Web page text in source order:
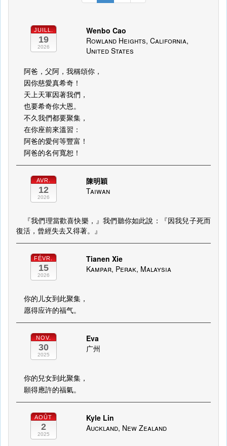
JUILL.
19
2026
Wenbo Cao
Rowland Heights, California,
United States
阿爸，父阿，我稱頌你，
因你慈愛真希奇！
天上天軍因著我們，
也要希奇你大恩。
不久我們都要聚集，
在你座前來溫習：
阿爸的愛何等豐富！
阿爸的名何寬恕！
AVR.
12
2026
陳明穎
Taiwan
『我們理當歡喜快樂，』我們聽你如此說：『因我兒子死而
復活，曾經失去又得著。』
FÉVR.
15
2026
Tianen Xie
Kampar, Perak, Malaysia
你的儿女到此聚集，
愿得应许的福气。
NOV.
30
2025
Eva
广州
你的兒女到此聚集，
願得應許的福氣。
AOÛT
2
2025
Kyle Lin
Auckland, New Zealand